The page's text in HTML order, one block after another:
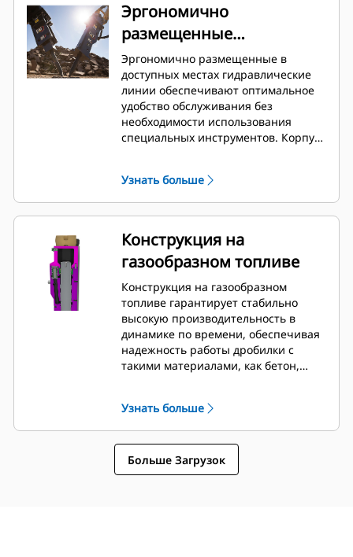
Эргономично
размещенные
гидравлические линии
Эргономично размещенные в
доступных местах гидравлические
линии обеспечивают оптимальное
удобство обслуживания без
необходимости использования
специальных инструментов. Корпус
во время удара, а также достаточное
пространство для использования
гаечного ключа. Гидравлические
линии и давление в задней части
можно проверить и зарядить без
снятия дробилки с машины, что
позволяет контролировать ее
состояние.
Узнать больше
Конструкция на
газообразном топливе
Конструкция на газообразном
топливе гарантирует стабильно
высокую производительность в
динамике по времени, обеспечивая
надежность работы дробилки с
такими материалами, как бетон,
Узнать больше
Больше Загрузок